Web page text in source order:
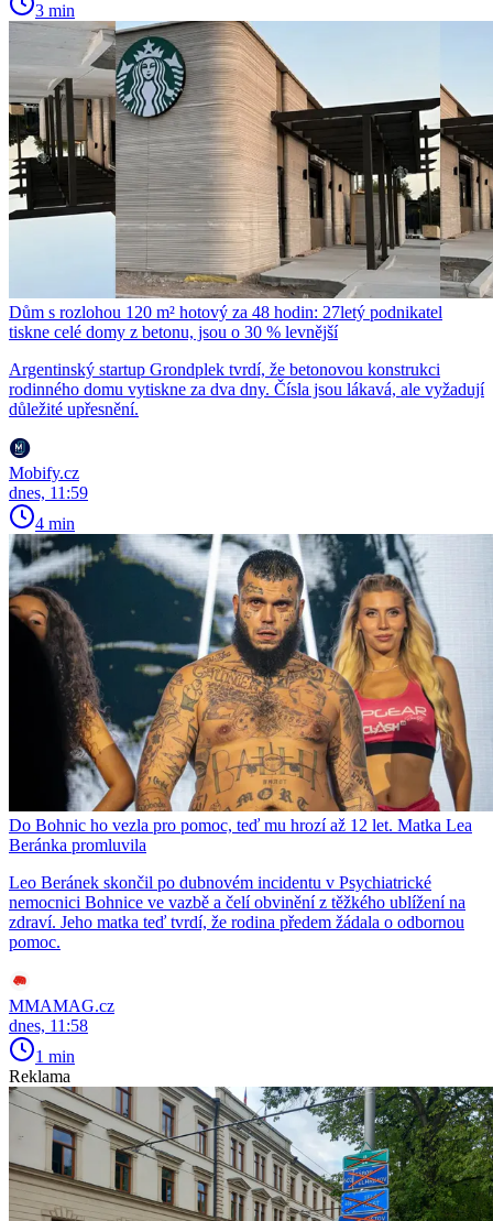
3 min
Dům s rozlohou 120 m² hotový za 48 hodin: 27letý podnikatel
tiskne celé domy z betonu, jsou o 30 % levnější
Argentinský startup Grondplek tvrdí, že betonovou konstrukci
rodinného domu vytiskne za dva dny. Čísla jsou lákavá, ale vyžadují
důležité upřesnění.
Mobify.cz
dnes, 11:59
4 min
Do Bohnic ho vezla pro pomoc, teď mu hrozí až 12 let. Matka Lea
Beránka promluvila
Leo Beránek skončil po dubnovém incidentu v Psychiatrické
nemocnici Bohnice ve vazbě a čelí obvinění z těžkého ublížení na
zdraví. Jeho matka teď tvrdí, že rodina předem žádala o odbornou
pomoc.
MMAMAG.cz
dnes, 11:58
1 min
Reklama